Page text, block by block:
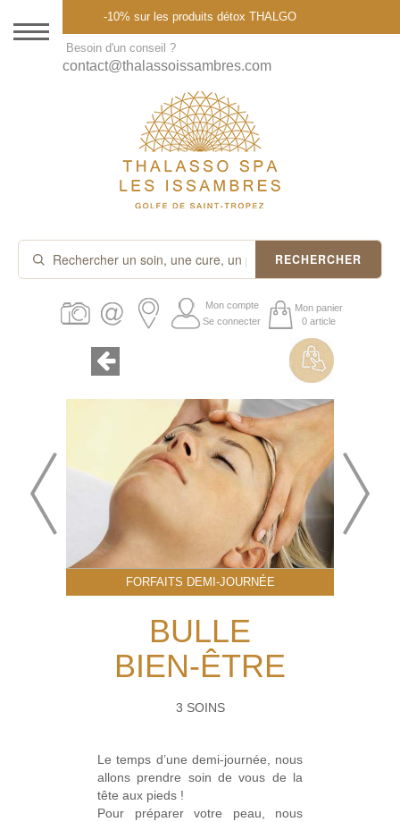
DESTINATION
THALASSO SPA
CURES ET FORFAITS
SOINS À LA CARTE
ABONNEMENTS
PROMOS
-10% sur les produits détox THALGO
Besoin d'un conseil ?
contact@thalassoissambres.com
RECHERCHER
Mon compte
Se connecter
Mon panier
0 article
FORFAITS DEMI-JOURNÉE
BULLE
BIEN-ÊTRE
3 SOINS
Le temps d’une demi-journée, nous
allons prendre soin de vous de la
tête aux pieds !
Pour préparer votre peau, nous